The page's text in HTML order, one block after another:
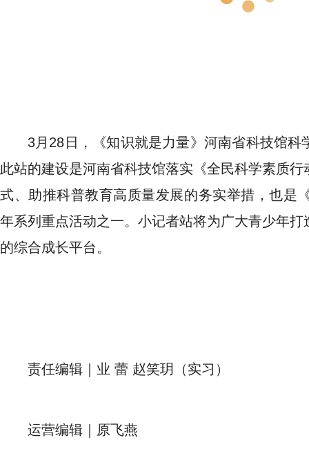
3月28日，《知识就是力量》河南省科技馆
此站的建设是河南省科技馆落实《全民科学素质
式、助推科普教育高质量发展的务实举措，也是
年系列重点活动之一。小记者站将为广大青少年
的综合成长平台。
责任编辑｜业 蕾 赵笑玥（实习）
运营编辑｜原飞燕